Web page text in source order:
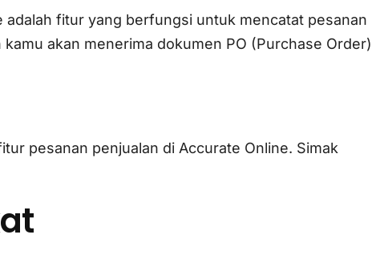
adalah fitur yang berfungsi untuk mencatat pesanan
akan menerima dokumen PO (Purchase Order)
pesanan penjualan di Accurate Online. Simak